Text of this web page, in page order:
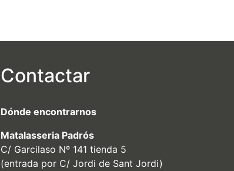
Contactar
Dónde encontrarnos
Matalasseria Padrós
C/ Garcilaso Nº 141 tienda 5
(entrada por C/ Jordi de Sant Jordi)